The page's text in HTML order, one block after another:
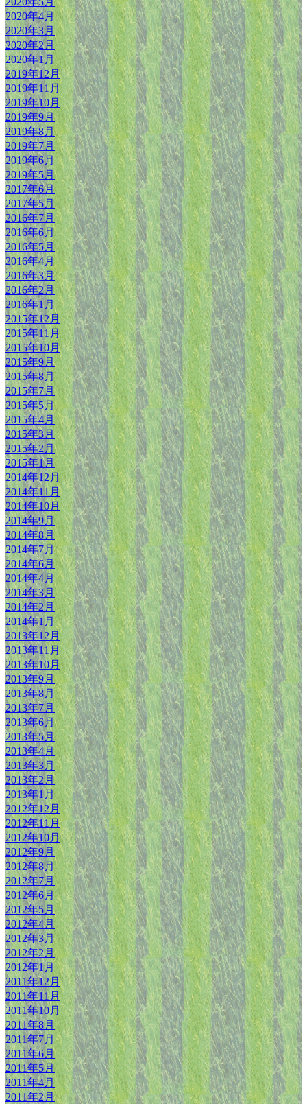
2020年4月
2020年3月
2020年2月
2020年1月
2019年12月
2019年11月
2019年10月
2019年9月
2019年8月
2019年7月
2019年6月
2019年5月
2017年6月
2017年5月
2016年7月
2016年6月
2016年5月
2016年4月
2016年3月
2016年2月
2016年1月
2015年12月
2015年11月
2015年10月
2015年9月
2015年8月
2015年7月
2015年5月
2015年4月
2015年3月
2015年2月
2015年1月
2014年12月
2014年11月
2014年10月
2014年9月
2014年8月
2014年7月
2014年6月
2014年4月
2014年3月
2014年2月
2014年1月
2013年12月
2013年11月
2013年10月
2013年9月
2013年8月
2013年7月
2013年6月
2013年5月
2013年4月
2013年3月
2013年2月
2013年1月
2012年12月
2012年11月
2012年10月
2012年9月
2012年8月
2012年7月
2012年6月
2012年5月
2012年4月
2012年3月
2012年2月
2012年1月
2011年12月
2011年11月
2011年10月
2011年8月
2011年7月
2011年6月
2011年5月
2011年4月
2011年2月